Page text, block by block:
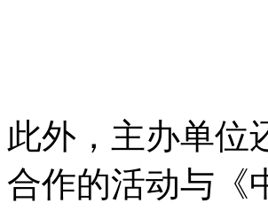
此外，主办单位
合作的活动与《